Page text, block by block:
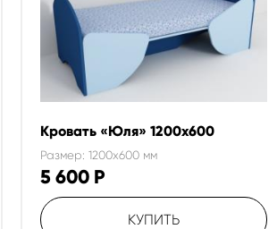
Кровать «Юля» 1200х600
Размер: 1200x600 мм
5 600 Р
КУПИТЬ